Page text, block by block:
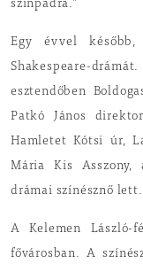
színpadra.”
Egy évvel később,
Shakespeare-
esztendőben
Patkó János
Hamletet Kótsi úr,
Mária Kis
drámai színésznő lett.
A Kelemen László-
fővárosban. A